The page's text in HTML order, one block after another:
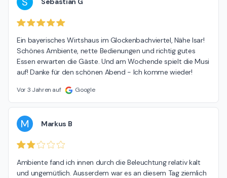
Ein bayerisches Wirtshaus im Glockenbachviertel, Nähe Isar!
Schönes Ambiente, nette Bedienungen und richtig gutes
Essen erwarten die Gäste. Und am Wochende spielt die Musi
auf! Danke für den schönen Abend - Ich komme wieder!
Vor 3 Jahren auf Google
M Markus B
Ambiente fand ich innen durch die Beleuchtung relativ kalt
und ungemütlich. Ausserdem war es an diesem Tag ziemlich